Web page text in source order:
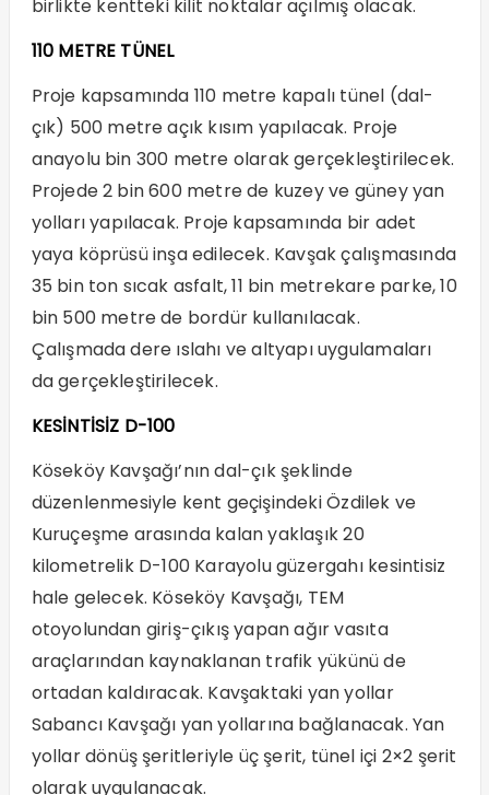
birlikte kentteki kilit noktalar açılmış olacak.
110 METRE TÜNEL
Proje kapsamında 110 metre kapalı tünel (dal-
çık) 500 metre açık kısım yapılacak. Proje
anayolu bin 300 metre olarak gerçekleştirilecek.
Projede 2 bin 600 metre de kuzey ve güney yan
yolları yapılacak. Proje kapsamında bir adet
yaya köprüsü inşa edilecek. Kavşak çalışmasında
35 bin ton sıcak asfalt, 11 bin metrekare parke, 10
bin 500 metre de bordür kullanılacak.
Çalışmada dere ıslahı ve altyapı uygulamaları
da gerçekleştirilecek.
KESİNTİSİZ D-100
Köseköy Kavşağı’nın dal-çık şeklinde
düzenlenmesiyle kent geçişindeki Özdilek ve
Kuruçeşme arasında kalan yaklaşık 20
kilometrelik D-100 Karayolu güzergahı kesintisiz
hale gelecek. Köseköy Kavşağı, TEM
otoyolundan giriş-çıkış yapan ağır vasıta
araçlarından kaynaklanan trafik yükünü de
ortadan kaldıracak. Kavşaktaki yan yollar
Sabancı Kavşağı yan yollarına bağlanacak. Yan
yollar dönüş şeritleriyle üç şerit, tünel içi 2×2 şerit
olarak uygulanacak.